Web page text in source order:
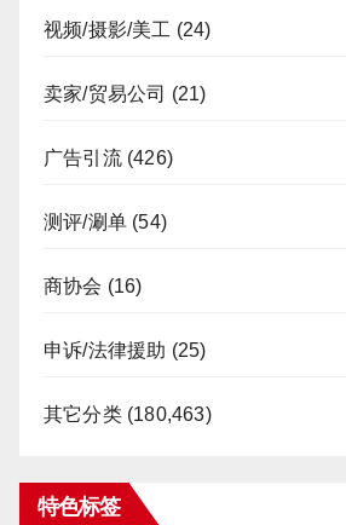
视频/摄影/美工 (24)
卖家/贸易公司 (21)
广告引流(426)
测评/涮单 (54)
商协会 (16)
申诉/法律援助 (25)
其它分类(180,463)
特色标签